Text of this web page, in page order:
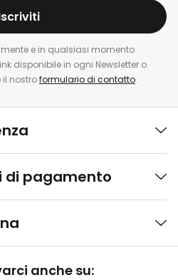
e in qualsiasi momento
disponibile in ogni Newsletter o
nostroformulario di contatto.
di pagamento
anche su: